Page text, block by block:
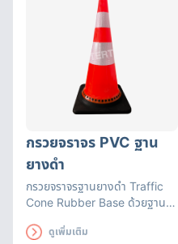
กรวยจราจร PVC ฐาน
ยางดำ
กรวยจราจรฐานยางดำ Traffic
Cone Rubber Base ด้วยฐาน
แถบสะท้อนแสงแถบใหญ่มองเห็น
ดูเพิ่มเติม